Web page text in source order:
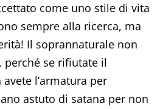
come uno stile di vita
sempre alla ricerca, ma
Il soprannaturale non
perché se rifiutate il
l’armatura per
astuto di satana per non